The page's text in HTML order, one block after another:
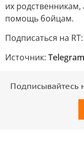
их
помощь бойцам.
Подписаться на RT:
Источник:
Подписывайтесь